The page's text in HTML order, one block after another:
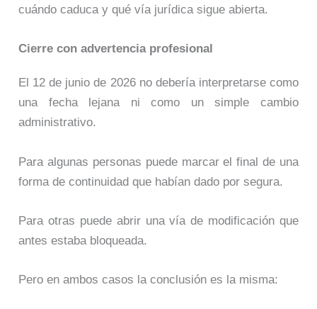
cuándo caduca y qué vía jurídica sigue abierta.
Cierre con advertencia profesional
El 12 de junio de 2026 no debería interpretarse como
una fecha lejana ni como un simple cambio
administrativo.
Para algunas personas puede marcar el final de una
forma de continuidad que habían dado por segura.
Para otras puede abrir una vía de modificación que
antes estaba bloqueada.
Pero en ambos casos la conclusión es la misma: